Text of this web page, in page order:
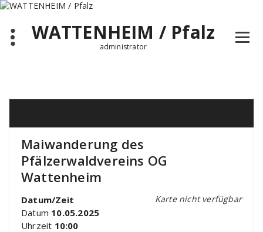
Zum
springenWATTENHEIM / Pfalz
administrator
Maiwanderung des
Pfälzerwaldvereins OG
Wattenheim
Karte nicht verfügbar
Datum/Zeit
Datum 10.05.2025
Uhrzeit 10:00